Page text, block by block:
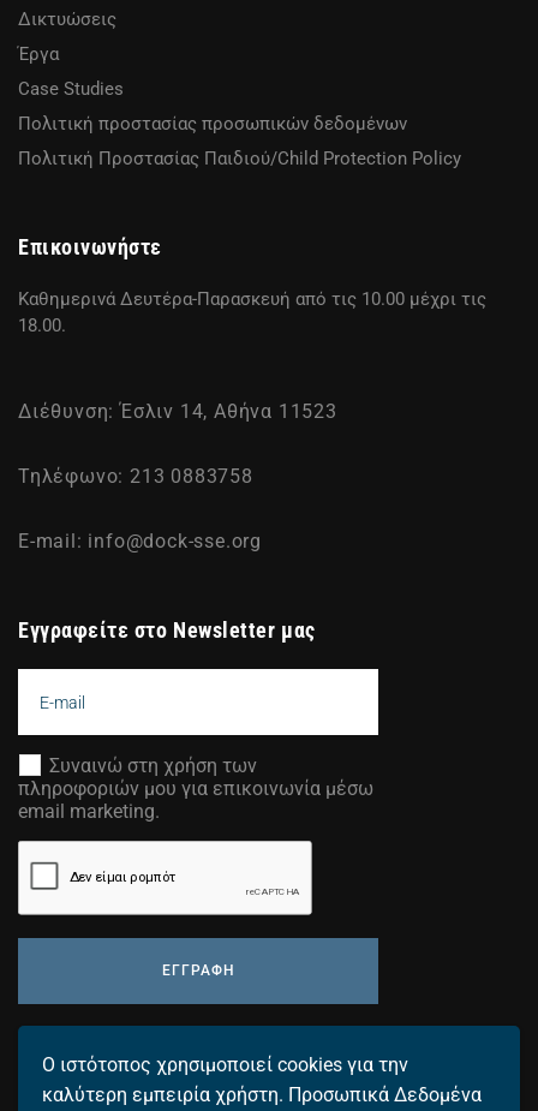
Ο ιστότοπος χρησιμοποιεί cookies για την
καλύτερη εμπειρία χρήστη. Προσωπικά Δεδομένα
Δικτυώσεις
Έργα
Case Studies
Πολιτική προστασίας προσωπικών δεδομένων
Πολιτική Προστασίας Παιδιού/Child Protection Policy
Επικοινωνήστε
Καθημερινά Δευτέρα-Παρασκευή από τις 10.00 μέχρι τις
18.00.
Διέθυνση: Έσλιν 14, Αθήνα 11523
Τηλέφωνο: 213 0883758
E-mail: info@dock-sse.org
Εγγραφείτε στο Newsletter μας
Συναινώ στη χρήση των
πληροφοριών μου για επικοινωνία μέσω
email marketing.
ΕΓΓΡΑΦΗ
Προσθέστε τη διεύθυνση email σας για να λαμβάνετε τα
τελευταία μας νέα.